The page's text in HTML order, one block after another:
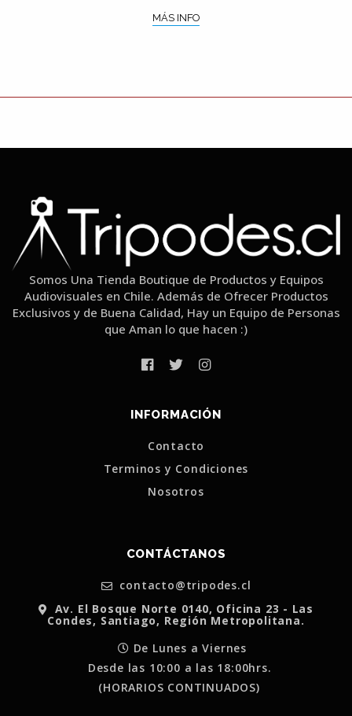
MÁS INFO
Somos Una Tienda Boutique de Productos y Equipos
Audiovisuales en Chile. Además de Ofrecer Productos
Exclusivos y de Buena Calidad, Hay un Equipo de Personas
que Aman lo que hacen :)
INFORMACIÓN
Contacto
Terminos y Condiciones
Nosotros
CONTÁCTANOS
contacto@tripodes.cl
Av. El Bosque Norte 0140, Oficina 23 - Las
Condes, Santiago, Región Metropolitana.
De Lunes a Viernes
Desde las 10:00 a las 18:00hrs.
(HORARIOS CONTINUADOS)